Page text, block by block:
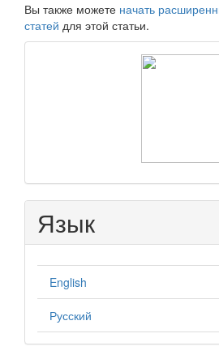
Вы также можете начать
статей для этой статьи.
Язык
English
Русский